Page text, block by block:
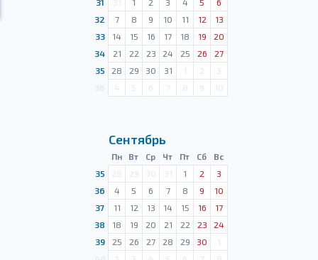
31
31 1 2 3 4 5
6
32
7 8 9 10 11 12
13
33
14 15 16 17 18 19
20
34
21 22 23 24 25 26
27
35
28 29 30 31 1 2
3
4 5 6 7 8 9 10
Сентябрь
Пн Вт Ср Чт Пт Сб
Вс
35
28 29 30 31 1 2
3
36
4 5 6 7 8 9
10
37
11 12 13 14 15 16
17
38
18 19 20 21 22 23
24
39
25 26 27 28 29 30
1